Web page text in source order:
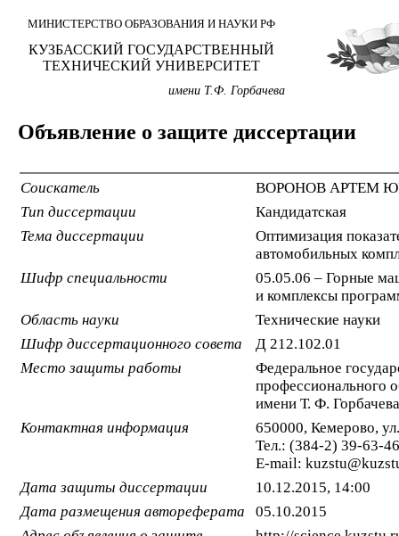
МИНИСТЕРСТВО ОБРАЗОВАНИЯ И НАУКИ РФ
КУЗБАССКИЙ ГОСУДАРСТВЕННЫЙ
ТЕХНИЧЕСКИЙ УНИВЕРСИТЕТ
имени Т.Ф. Горбачева
Объявление о защите диссертации
Соискатель
ВОРОНОВ АРТЕМ
Тип диссертации
Кандидатская
Тема диссертации
Оптимизация
автомобильных
Шифр специальности
05.05.06 – Горные
и комплексы
Область науки
Технические науки
Шифр диссертационного совета
Д 212.102.01
Место защиты работы
Федеральное
профессионального
имени Т. Ф.
Контактная информация
650000, Кемерово,
Тел.: (384-2) 39-63-46
E-mail:
Дата защиты диссертации
10.12.2015, 14:00
Дата размещения автореферата
05.10.2015